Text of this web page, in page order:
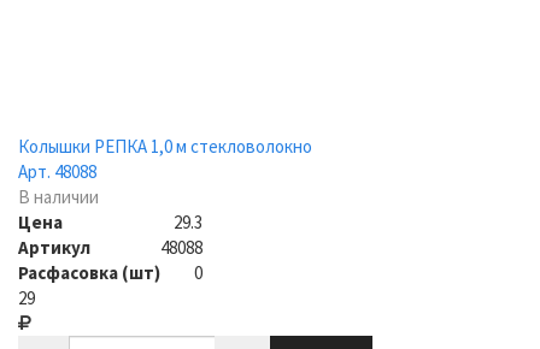
Колышки РЕПКА 1,0 м стекловолокно
Арт. 48088
В наличии
Цена
29.3
Артикул
48088
Расфасовка (шт)
0
29